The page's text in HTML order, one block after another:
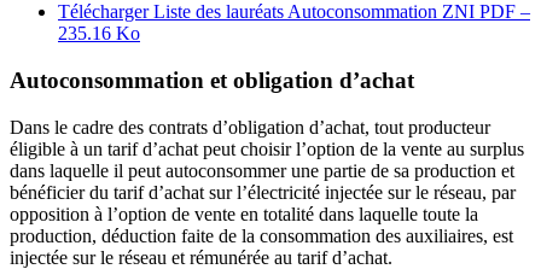
Télécharger Liste des lauréats Autoconsommation ZNI PDF –
235.16 Ko
Autoconsommation et obligation d’achat
Dans le cadre des contrats d’obligation d’achat, tout producteur
éligible à un tarif d’achat peut choisir l’option de la vente au surplus
dans laquelle il peut autoconsommer une partie de sa production et
bénéficier du tarif d’achat sur l’électricité injectée sur le réseau, par
opposition à l’option de vente en totalité dans laquelle toute la
production, déduction faite de la consommation des auxiliaires, est
injectée sur le réseau et rémunérée au tarif d’achat.